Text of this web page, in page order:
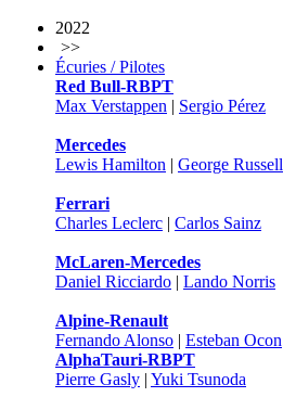
2022
>>
Écuries / Pilotes
Red Bull-RBPT
Max Verstappen | Sergio Pérez
Mercedes
Lewis Hamilton | George Russell
Ferrari
Charles Leclerc | Carlos Sainz
McLaren-Mercedes
Daniel Ricciardo | Lando Norris
Alpine-Renault
Fernando Alonso | Esteban Ocon
AlphaTauri-RBPT
Pierre Gasly | Yuki Tsunoda